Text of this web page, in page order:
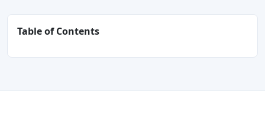
Table of Contents